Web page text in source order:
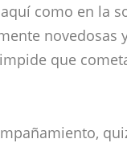
como en la
novedosas
que